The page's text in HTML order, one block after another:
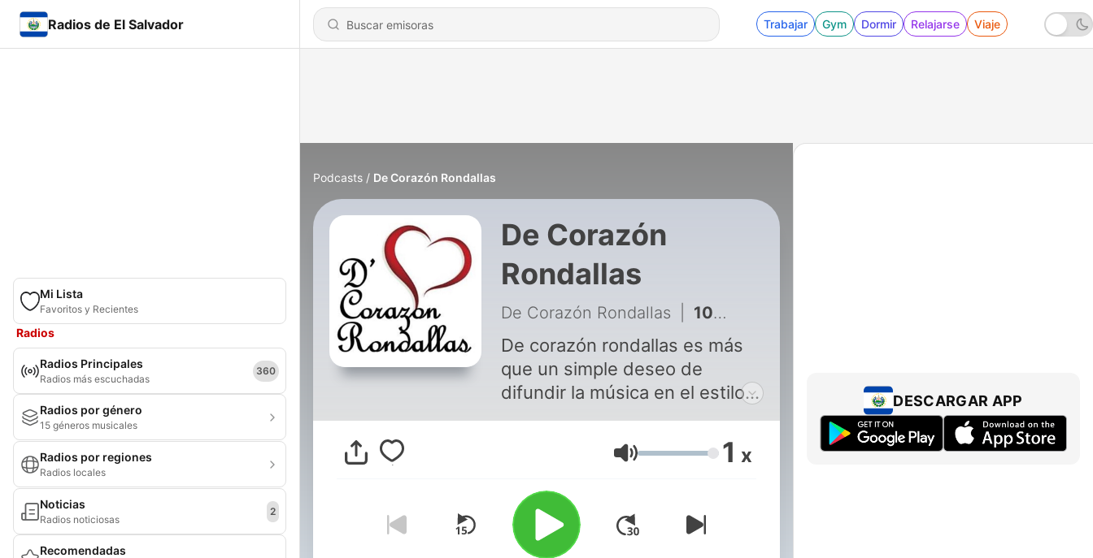
Radios de El Salvador Trabajar Gym Dormir Relajarse Viaje
Mi Lista
Favoritos y Recientes
Radios
Radios Principales
Radios más escuchadas
360
Radios por género
15 géneros musicales
Radios por regiones
Radios locales
Noticias
Radios noticiosas
2
Recomendadas
Podcasts De Corazón Rondallas
De Corazón
Rondallas
De Corazón Rondallas 101 - De Corazón Rondallas
De corazón rondallas es más
que un simple deseo de
difundir la música en el estilo
de rondallas es permanecer en
el inmenso universo del amor.
EL romanticismo que de ellas
emana, no solo he creado
parejas de enamorados, si no
también románticos.
Volumen 1 x
DESCARGAR APP